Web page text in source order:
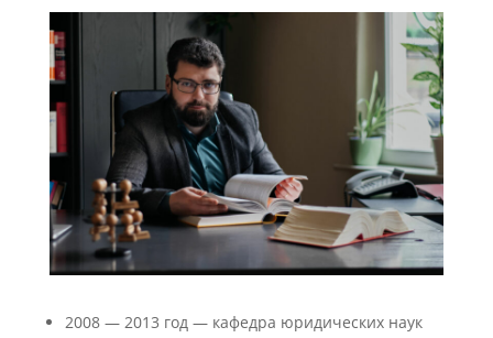
2008 — 2013 год — кафедра юридических наук